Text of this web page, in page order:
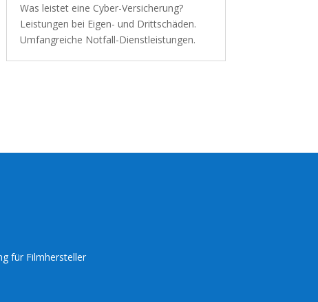
Was leistet eine Cyber-Versicherung?
Leistungen bei Eigen- und Drittschäden.
Umfangreiche Notfall-Dienstleistungen.
für Filmhersteller